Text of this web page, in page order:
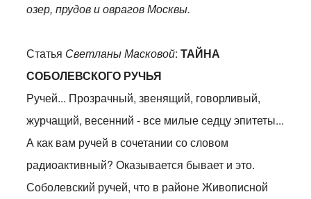
озер, прудов и оврагов Москвы.
Статья Светланы Масковой:ТАЙНА
СОБОЛЕВСКОГО РУЧЬЯ
Ручей... Прозрачный, звенящий, говорливый,
журчащий, весенний - все милые седцу эпитеты...
А как вам ручей в сочетании со словом
радиоактивный? Оказывается бывает и это.
Соболевский ручей, что в районе Живописной